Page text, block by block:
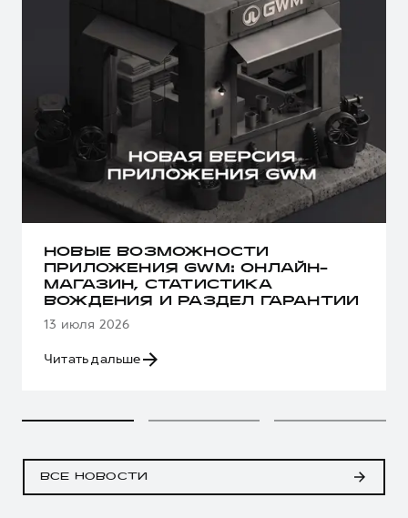
НОВЫЕ ВОЗМОЖНОСТИ
ПРИЛОЖЕНИЯ GWM: ОНЛАЙН-
МАГАЗИН, СТАТИСТИКА
ВОЖДЕНИЯ И РАЗДЕЛ ГАРАНТИИ
13 июля 2026
Читать дальше
ВСЕ НОВОСТИ